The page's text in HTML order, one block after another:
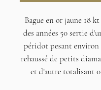
Bague en or jaune 18
des années 50 sertie
péridot pesant environ
rehaussé de petits
et d'autre totalisant